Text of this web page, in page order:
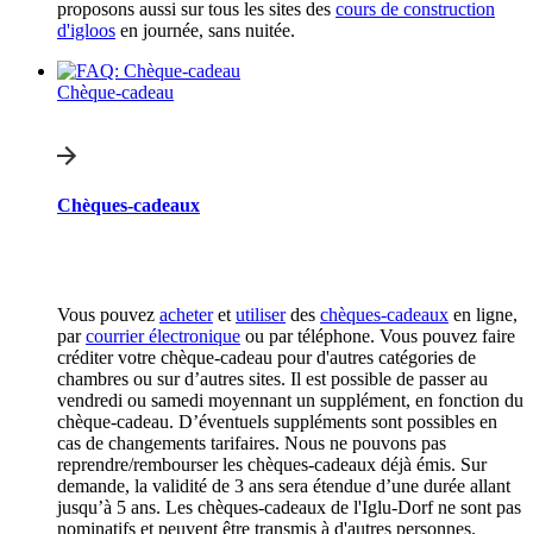
proposons aussi sur tous les sites des cours de construction
d'igloos en journée, sans nuitée.
Chèque-cadeau
Chèques-cadeaux
Vous pouvez acheteret utiliserdes chèques-cadeaux en ligne,
parcourrier électronique ou par téléphone. Vous pouvez faire
créditer votre chèque-cadeau pour d'autres catégories de
chambres ou sur d’autres sites. Il est possible de passer au
vendredi ou samedi moyennant un supplément, en fonction du
chèque-cadeau. D’éventuels suppléments sont possibles en
cas de changements tarifaires. Nous ne pouvons pas
reprendre/rembourser les chèques-cadeaux déjà émis. Sur
demande, la validité de 3 ans sera étendue d’une durée allant
jusqu’à 5 ans. Les chèques-cadeaux de l'Iglu-Dorf ne sont pas
nominatifs et peuvent être transmis à d'autres personnes.